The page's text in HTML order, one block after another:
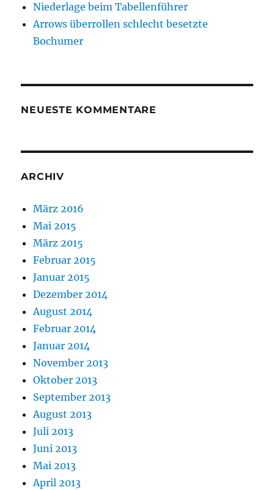
Niederlage beim Tabellenführer
Arrows überrollen schlecht besetzte
Bochumer
NEUESTE KOMMENTARE
ARCHIV
März 2016
Mai 2015
März 2015
Februar 2015
Januar 2015
Dezember 2014
August 2014
Februar 2014
Januar 2014
November 2013
Oktober 2013
September 2013
August 2013
Juli 2013
Juni 2013
Mai 2013
April 2013